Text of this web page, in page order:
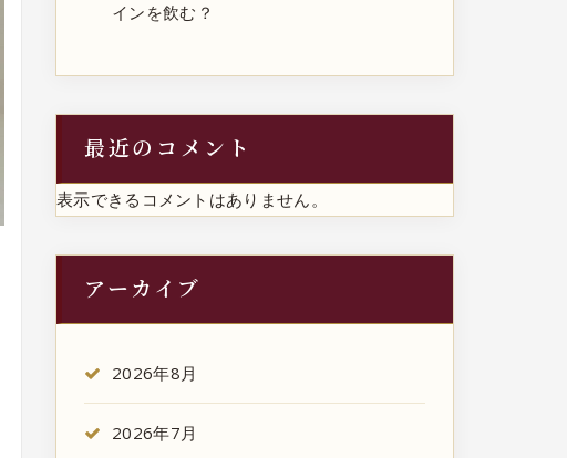
インを飲む？
最近のコメント
表示できるコメントはありません。
アーカイブ
2026年8月
2026年7月